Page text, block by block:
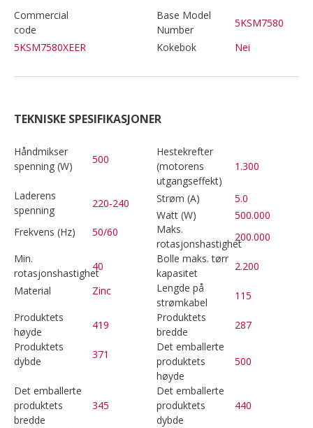
Commercial
code
5KSM7580XEER
Base Model
Number
5KSM7580
Kokebok
Nei
TEKNISKE SPESIFIKASJONER
Håndmikser
spenning (W)
500
Hestekrefter
(motorens
utgangseffekt)
1.300
Laderens
spenning
220-240 Strøm (A)
5.0
Watt (W)
500.000
Frekvens (Hz)
50/60
Maks.
rotasjonshastighet
200.000
Min.
rotasjonshastighet
40
Bolle maks. tørr
kapasitet
2.200
Material
Zinc
Lengde på
strømkabel
115
Produktets
høyde
419
Produktets
bredde
287
Produktets
dybde
371
Det emballerte
produktets
høyde
500
Det emballerte
produktets
bredde
345
Det emballerte
produktets
dybde
440